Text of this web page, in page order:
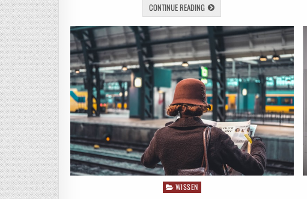
CONTINUE READING
Posted
WISSEN